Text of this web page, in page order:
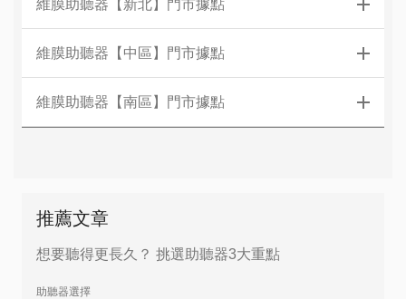
維膜助聽器【新北】門市據點
維膜助聽器【中區】門市據點
維膜助聽器【南區】門市據點
推薦文章
想要聽得更長久？ 挑選助聽器3大重點
助聽器選擇